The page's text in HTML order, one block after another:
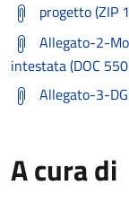
progetto (ZIP
Allegato-2-
intestata (DOC
Allegato-3-
A cura di